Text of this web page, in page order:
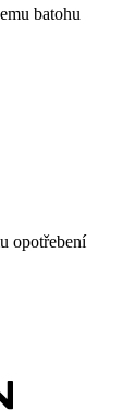
batohu
opotřebení